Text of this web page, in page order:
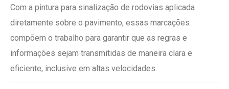
Com a pintura para sinalização de rodovias aplicada
diretamente sobre o pavimento, essas marcações
compõem o trabalho para garantir que as regras e
informações sejam transmitidas de maneira clara e
eficiente, inclusive em altas velocidades.